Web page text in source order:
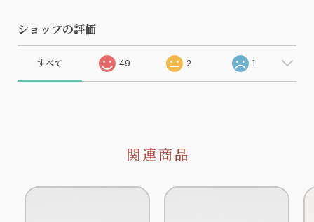
ショップの評価
すべて 49 2 1
関連商品